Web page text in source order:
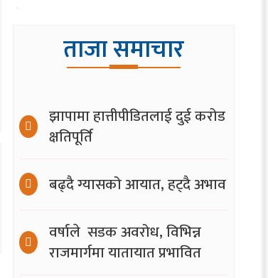
ताजा समाचार
झापामा हात्तीपीडितलाई दुई करोड
क्षतिपूर्ति
बढ्दै ग्यासको आयात, हट्दै अभाव
वर्षाले सडक अवरोध, विभिन्न
राजमार्गमा यातायात प्रभावित